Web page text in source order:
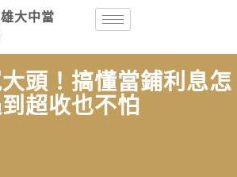
大中當
頭！搞懂當鋪利息怎
超收也不怕